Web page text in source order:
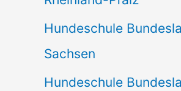
Hundeschule
Sachsen
Hundeschule